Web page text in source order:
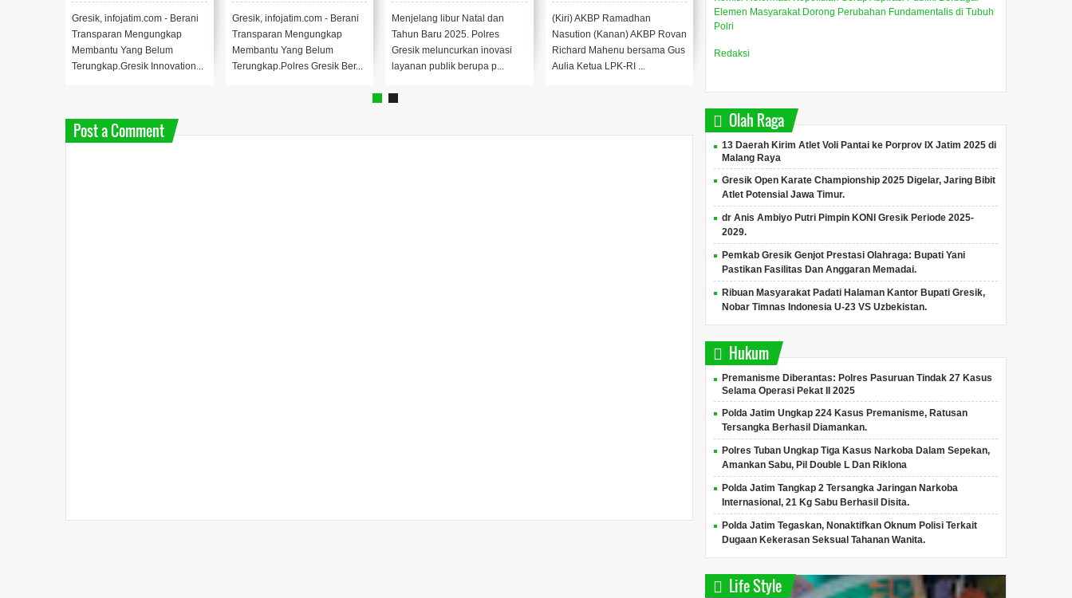
Di Tengah Keterbatasan
Anggaran.
Gresik, infojatim.com - Berani
Transparan Mengungkap
Membantu Yang Belum
Terungkap.Gresik Innovation...
15 Tokoh Masyarakat
Gresik, infojatim.com - Berani
Transparan Mengungkap
Membantu Yang Belum
Terungkap.Polres Gresik Ber...
Warga
Menjelang libur Natal dan
Tahun Baru 2025. Polres
Gresik meluncurkan inovasi
layanan publik berupa p...
Divpropam Mabes Polri
(Kiri) AKBP Ramadhan
Nasution (Kanan) AKBP Rovan
Richard Mahenu bersama Gus
Aulia Ketua LPK-RI ...
Narkoba Sepanjang 2025
Humas Polda Jatim Kombes
Direktur Reserse Narkoba,
Mengabdi untuk Negeri.
Jakarta, infojatim.com - Berani
Post a Comment
Elemen Masyarakat Dorong Perubahan Fundamentalis di Tubuh
Polri
Redaksi
Olah Raga
13 Daerah Kirim Atlet Voli Pantai ke Porprov IX Jatim 2025 di
Malang Raya
Gresik Open Karate Championship 2025 Digelar, Jaring Bibit
Atlet Potensial Jawa Timur.
dr Anis Ambiyo Putri Pimpin KONI Gresik Periode 2025-
2029.
Pemkab Gresik Genjot Prestasi Olahraga: Bupati Yani
Pastikan Fasilitas Dan Anggaran Memadai.
Ribuan Masyarakat Padati Halaman Kantor Bupati Gresik,
Nobar Timnas Indonesia U-23 VS Uzbekistan.
Hukum
Premanisme Diberantas: Polres Pasuruan Tindak 27 Kasus
Selama Operasi Pekat II 2025
Polda Jatim Ungkap 224 Kasus Premanisme, Ratusan
Tersangka Berhasil Diamankan.
Polres Tuban Ungkap Tiga Kasus Narkoba Dalam Sepekan,
Amankan Sabu, Pil Double L Dan Riklona
Polda Jatim Tangkap 2 Tersangka Jaringan Narkoba
Internasional, 21 Kg Sabu Berhasil Disita.
Polda Jatim Tegaskan, Nonaktifkan Oknum Polisi Terkait
Dugaan Kekerasan Seksual Tahanan Wanita.
Life Style